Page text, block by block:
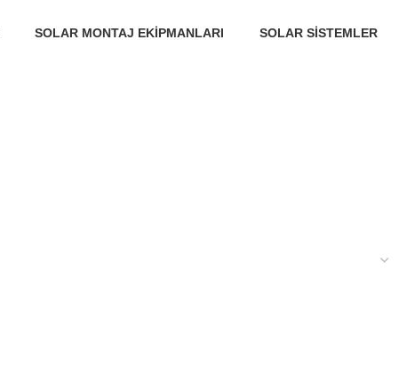
SOLAR MONTAJ EKIPMANLARI
SOLAR SISTEMLER